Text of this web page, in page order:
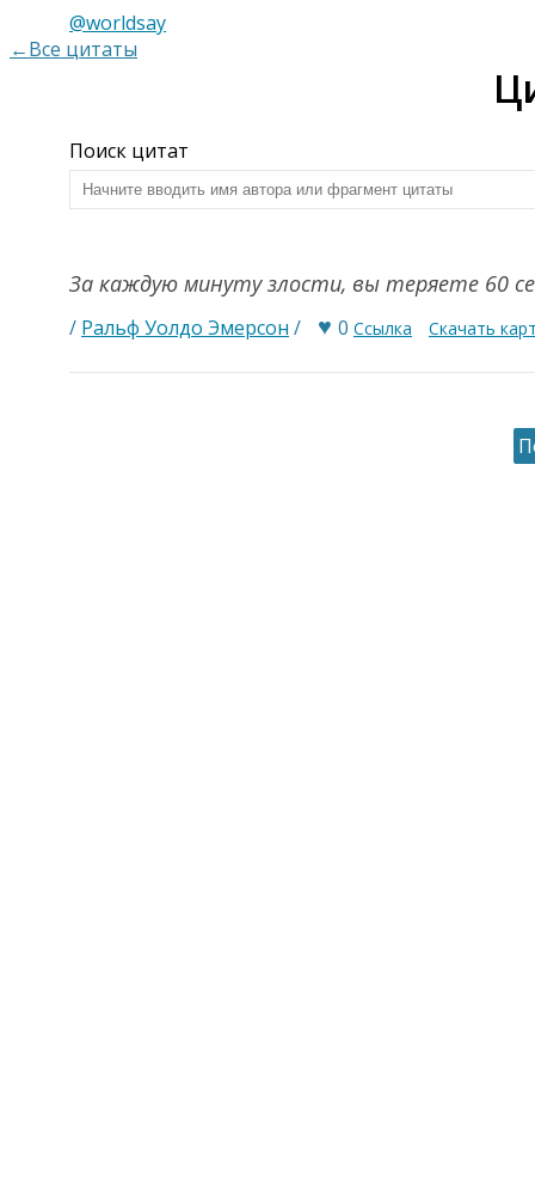
@worldsay
←Все цитаты
Поиск цитат
За каждую минуту злости, вы теряете 60
/ Ральф Уолдо Эмерсон / ♥ 0 Ссылка Скачать